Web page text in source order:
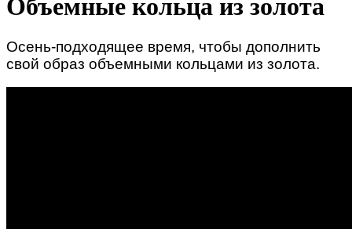
Объемные кольца из золота
Осень-подходящее время, чтобы дополнить
свой образ объемными кольцами из золота.